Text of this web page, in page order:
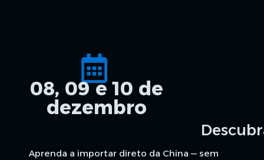
08, 09 e 10 de
dezembro
Aprenda a importar direto da China — sem